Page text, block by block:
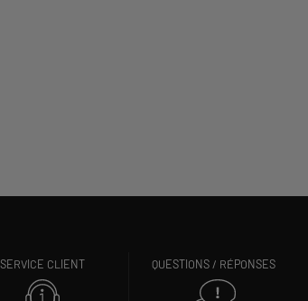
SERVICE CLIENT QUESTIONS / RÉPONSES